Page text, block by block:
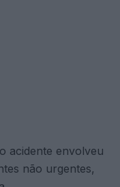
acidente envolveu
não urgentes,